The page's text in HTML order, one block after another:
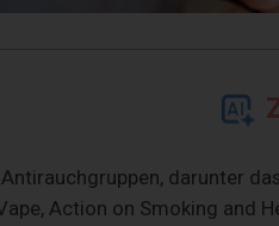
darunter
Action on Smoking and